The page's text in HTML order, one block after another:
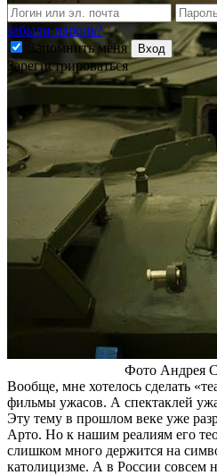
забыли пароль?
Запомнить меня
Вход
Зарегистрироваться
Фото Андрея
Вообще, мне хотелось сделать
фильмы ужасов. А спектаклей
Эту тему в прошлом веке уже
Арто. Но к нашим реалиям его
слишком много держится на
католицизме. А в России совсем